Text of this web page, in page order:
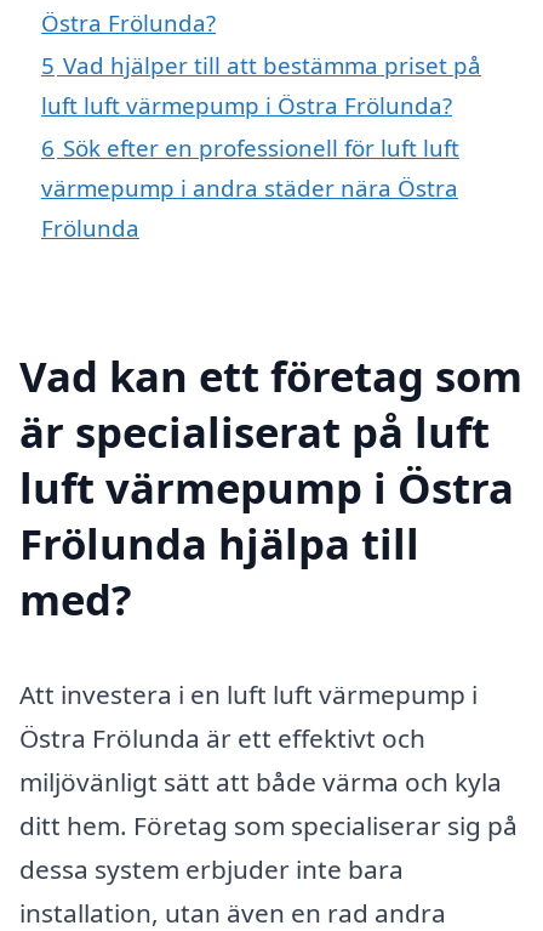
Östra Frölunda?
5 Vad hjälper till att bestämma priset på
luft luft värmepump i Östra Frölunda?
6 Sök efter en professionell för luft luft
värmepump i andra städer nära Östra
Frölunda
Vad kan ett företag som
är specialiserat på luft
luft värmepump i Östra
Frölunda hjälpa till
med?
Att investera i en luft luft värmepump i
Östra Frölunda är ett effektivt och
miljövänligt sätt att både värma och kyla
ditt hem. Företag som specialiserar sig på
dessa system erbjuder inte bara
installation, utan även en rad andra